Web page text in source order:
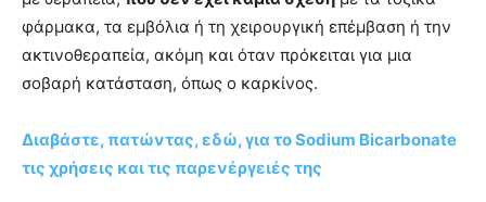
φάρμακα, τα εμβόλια ή τη χειρουργική επέμβαση ή την
ακτινοθεραπεία, ακόμη και όταν πρόκειται για μια
σοβαρή κατάσταση, όπως ο καρκίνος.
Διαβάστε, πατώντας, εδώ, για το Sodium Bicarbonate
τις χρήσεις και τις παρενέργειές της